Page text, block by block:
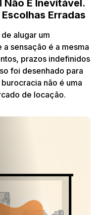
É Inevitável.
Erradas
alugar um
sensação é a mesma
prazos indefinidos
foi desenhado para
não é uma
de locação.